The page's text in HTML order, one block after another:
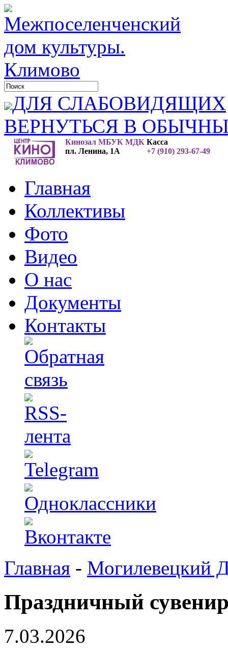
ДЛЯ СЛАБОВИДЯЩИХ
ВЕРНУТЬСЯ В
Кинозал МБУК МДК
пл. Ленина, 1А
Касса
+7 (910) 293-67-49
Главная
Коллективы
Фото
Видео
О нас
Документы
Контакты
Главная - Могилевецкий
Праздничный
7.03.2026